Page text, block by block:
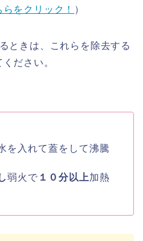
らをクリック！ ）
ときは、これらを除去する
ださい。
を入れて蓋をして沸騰
弱火で １０分以上加熱